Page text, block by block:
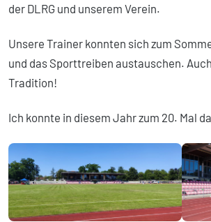
der DLRG und unserem Verein.
Unsere Trainer konnten sich zum
und das Sporttreiben austauschen.
Tradition!
Ich konnte in diesem Jahr zum 20. Mal